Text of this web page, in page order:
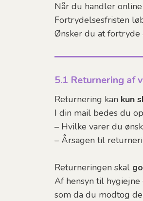
Når du handler
Fortrydelsesfristen
Ønsker du at fortryde
5.1 Returnering af
Returnering kan kun
I din mail bedes du
– Hvilke varer du
– Årsagen til
Returneringen skal
Af hensyn til
som da du modtog